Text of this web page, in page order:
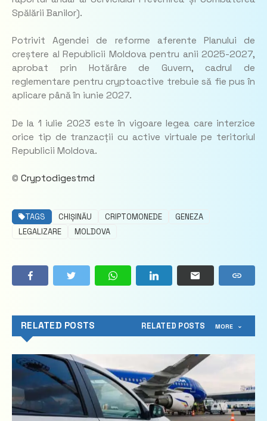
Spălării Banilor).
Potrivit Agendei de reforme aferente Planului de
creștere al Republicii Moldova pentru anii 2025-2027,
aprobat prin Hotărâre de Guvern, cadrul de
reglementare pentru cryptoactive trebuie să fie pus în
aplicare până în iunie 2027.
De la 1 iulie 2023 este în vigoare legea care interzice
orice tip de tranzacții cu active virtuale pe teritoriul
Republicii Moldova.
© Cryptodigestmd
TAGS CHIȘINĂU CRIPTOMONEDE
GENEZA
LEGALIZARE
MOLDOVA
RELATED POSTS RELATED POSTS MORE